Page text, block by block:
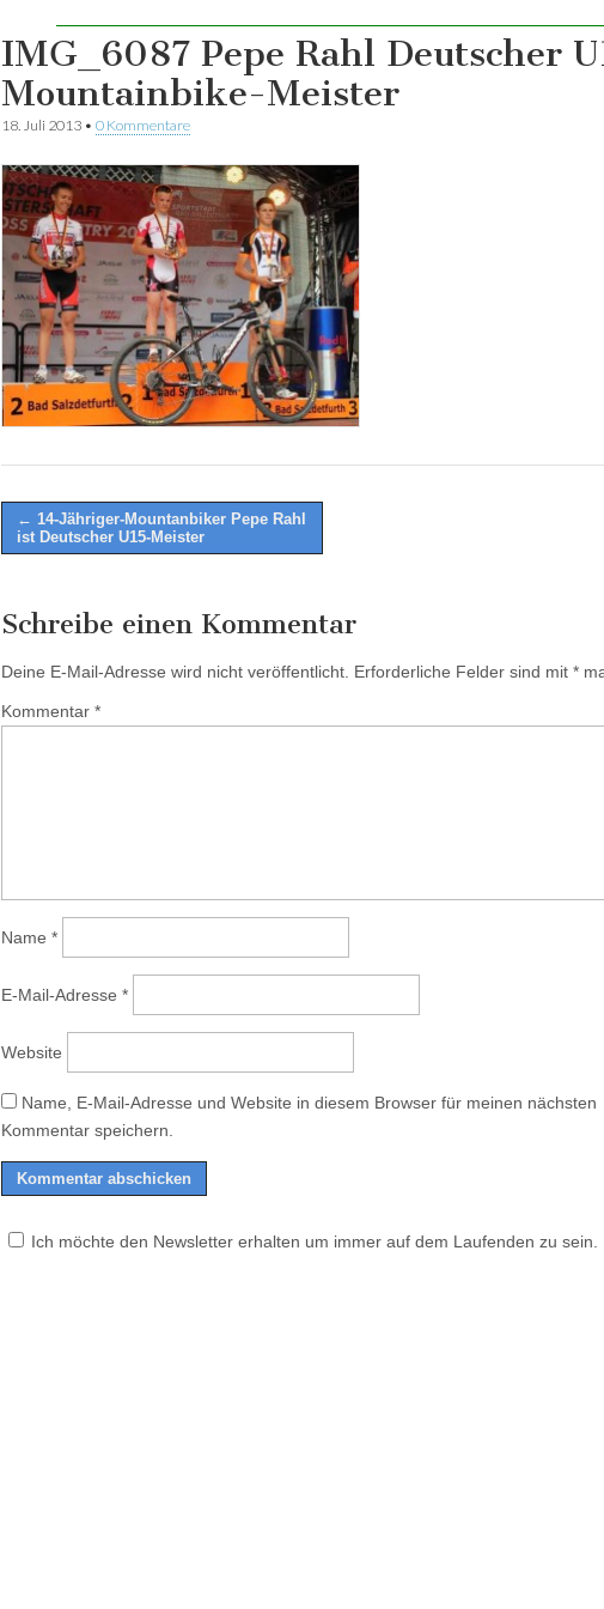
IMG_6087 Pepe Rahl Deutscher
Mountainbike-Meister
18. Juli 2013 • 0 Kommentare
Post
navigation
← 14-Jähriger-Mountanbiker Pepe Rahl
ist Deutscher U15-Meister
Schreibe einen Kommentar
Deine E-Mail-Adresse wird nicht veröffentlicht. Erforderliche Felder sind mit *
Kommentar *
Name *
E-Mail-Adresse *
Website
Name, E-Mail-Adresse und Website in diesem Browser für meinen nächsten
Kommentar speichern.
Ich möchte den Newsletter erhalten um immer auf dem Laufenden zu sein.